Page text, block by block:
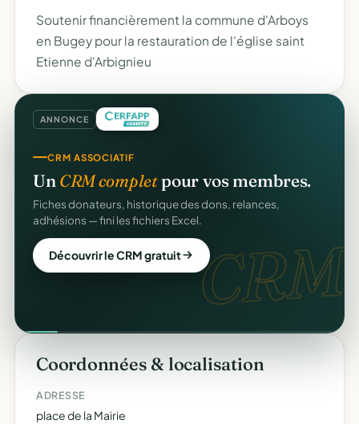
Soutenir financièrement la commune d'Arboys
en Bugey pour la restauration de l'église saint
Etienne d'Arbignieu
ANNONCE
CRM.
CRM ASSOCIATIF
Un CRM completpour vos membres.
Fiches donateurs, historique des dons, relances,
adhésions — fini les fichiers Excel.
Découvrir le CRM gratuit
Coordonnées & localisation
ADRESSE
place de la Mairie